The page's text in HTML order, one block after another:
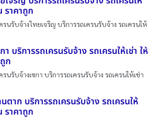
ราคาถูก
รนรับจ้างไทยเจริญ บริการรถเครนรับจ้าง รถเครนให้
า บริการรถเครนรับจ้าง รถเครนให้เช่า ให้
ก
นรับจ้างเซกา บริการรถเครนรับจ้าง รถเครนให้เช่า
ตาก บริการรถเครนรับจ้าง รถเครนให้
ราคาถูก